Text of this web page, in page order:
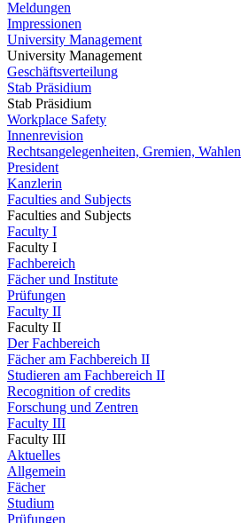
Meldungen
Impressionen
University Management
University Management
Geschäftsverteilung
Stab Präsidium
Stab Präsidium
Workplace Safety
Innenrevision
Rechtsangelegenheiten, Gremien, Wahlen
President
Kanzlerin
Faculties and Subjects
Faculties and Subjects
Faculty I
Faculty I
Fachbereich
Fächer und Institute
Prüfungen
Faculty II
Faculty II
Der Fachbereich
Fächer am Fachbereich II
Studieren am Fachbereich II
Recognition of credits
Forschung und Zentren
Faculty III
Faculty III
Aktuelles
Allgemein
Fächer
Studium
Prüfungen